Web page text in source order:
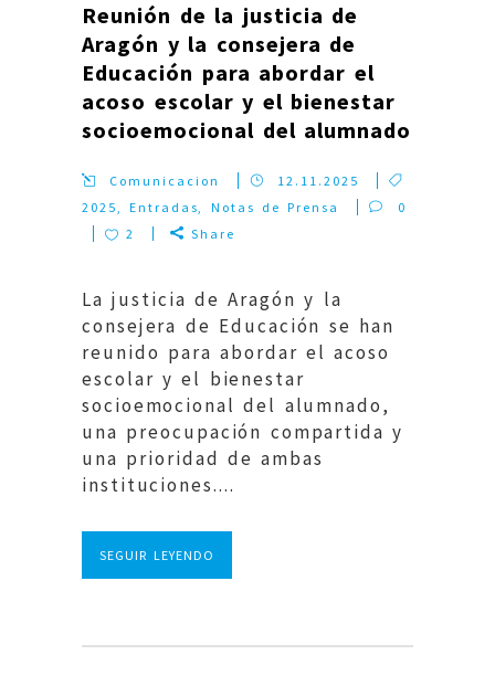
Reunión de la justicia de
Aragón y la consejera de
Educación para abordar el
acoso escolar y el bienestar
socioemocional del alumnado
Comunicacion
12.11.2025
2025,Entradas, Notas de Prensa
0
2
Share
La justicia de Aragón y la
consejera de Educación se han
reunido para abordar el acoso
escolar y el bienestar
socioemocional del alumnado,
una preocupación compartida y
una prioridad de ambas
instituciones....
SEGUIR LEYENDO